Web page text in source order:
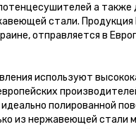
а также
стали. Продукция
отправляется в
используют
идеально полированной
из нержавеющей стали